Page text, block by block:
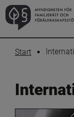
Start